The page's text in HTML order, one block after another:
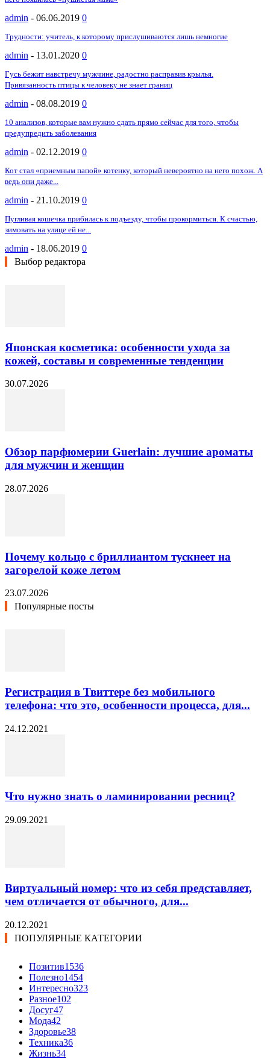
admin - 06.06.2019 0
Трудности: учитель, к которому прислушиваются лишь немногие
admin - 13.01.2020 0
Гусь бежит навстречу мужчине, радостно расправив крылья.
Привязанность птицы к человеку не знает границ
admin - 08.08.2019 0
10 анализов, которые вам нужно сдать прямо сейчас для того, чтобы
предупредить заболевания
admin - 02.12.2019 0
Кот стал «приемным папой» котенку, который невероятно на него похож. А
ведь они даже...
admin - 21.10.2019 0
Пугливая кошечка прибилась к подъезду, чтобы прокормиться. К счастью,
зимовать на улице ей не...
admin - 18.06.2019 0
Выбор редактора
Японская косметика: особенности ухода за
кожей, составы и современные тенденции
30.07.2026
Обзор парфюмерии Guerlain: лучшие ароматы
для мужчин и женщин
28.07.2026
Почему кольцо с бриллиантом тускнеет на
загорелой коже летом
23.07.2026
Популярные посты
Регистрация в Твиттере без мобильного
телефона: что это, особенности процесса, для...
24.12.2021
Что нужно знать о ламинировании ресниц?
29.09.2021
Виртуальный номер: что из себя представляет,
чем отличается от обычного, для...
20.12.2021
ПОПУЛЯРНЫЕ КАТЕГОРИИ
Позитив1536
Полезно1454
Интересно323
Разное102
Досуг47
Мода42
Здоровье38
Техника36
Жизнь34